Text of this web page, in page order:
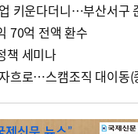
키운다더니…부산서구
70억 전액 환수
책 세미나
흐로…스캠조직 대이동(